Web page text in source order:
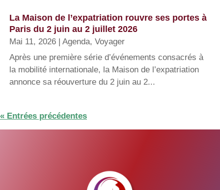
La Maison de l’expatriation rouvre ses portes à
Paris du 2 juin au 2 juillet 2026
Mai 11, 2026 | Agenda, Voyager
Après une première série d’événements consacrés à
la mobilité internationale, la Maison de l’expatriation
annonce sa réouverture du 2 juin au 2...
« Entrées précédentes